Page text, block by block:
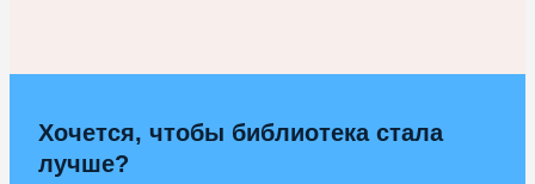
Хочется, чтобы библиотека стала
лучше?